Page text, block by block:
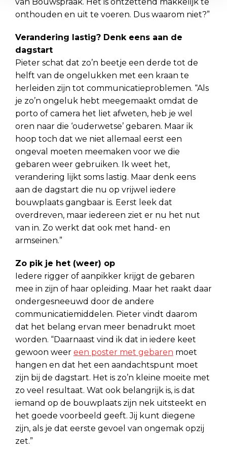
onthouden en uit te voeren. Dus waarom niet?”
Verandering lastig? Denk eens aan de
dagstart
Pieter schat dat zo’n beetje een derde tot de
helft van de ongelukken met een kraan te
herleiden zijn tot communicatieproblemen. “Als
je zo’n ongeluk hebt meegemaakt omdat de
porto of camera het liet afweten, heb je wel
oren naar die ‘ouderwetse’ gebaren. Maar ik
hoop toch dat we niet allemaal eerst een
ongeval moeten meemaken voor we die
gebaren weer gebruiken. Ik weet het,
verandering lijkt soms lastig. Maar denk eens
aan de dagstart die nu op vrijwel iedere
bouwplaats gangbaar is. Eerst leek dat
overdreven, maar iedereen ziet er nu het nut
van in. Zo werkt dat ook met hand- en
armseinen.”
Zo pik je het (weer) op
Iedere rigger of aanpikker krijgt de gebaren
mee in zijn of haar opleiding. Maar het raakt daar
ondergesneeuwd door de andere
communicatiemiddelen. Pieter vindt daarom
dat het belang ervan meer benadrukt moet
worden. “Daarnaast vind ik dat in iedere keet
gewoon weer een poster met gebaren moet
hangen en dat het een aandachtspunt moet
zijn bij de dagstart. Het is zo’n kleine moeite met
zo veel resultaat. Wat ook belangrijk is, is dat
iemand op de bouwplaats zijn nek uitsteekt en
het goede voorbeeld geeft. Jij kunt diegene
zijn, als je dat eerste gevoel van ongemak opzij
zet.”